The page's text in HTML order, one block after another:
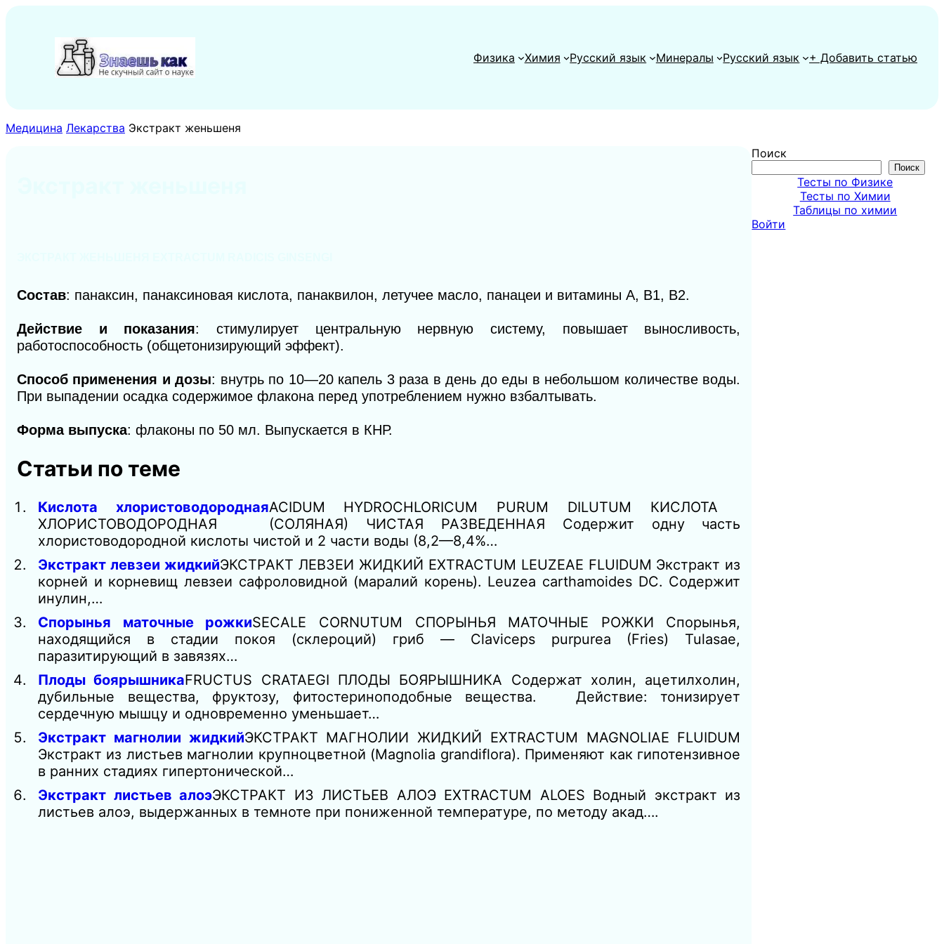
содержимому
Физика
Химия Русский язык Минералы Русский язык + Добавить статью
Медицина Лекарства Экстракт женьшеня
Состав: панаксин, панаксиновая кислота, панаквилон, летучее масло, панацеи и витамины А, В1, В2.
Действие и показания: стимулирует центральную нервную систему, повышает выносливость,
работоспособность (общетонизирующий эффект).
Способ применения и дозы: внутрь по 10—20 капель 3 раза в день до еды в небольшом количестве воды.
При выпадении осадка содержимое флакона перед употреблением нужно взбалтывать.
Форма выпуска: флаконы по 50 мл. Выпускается в КНР.
Статьи по теме
Кислота хлористоводороднаяACIDUM HYDROCHLORICUM PURUM DILUTUM КИСЛОТА
ХЛОРИСТОВОДОРОДНАЯ (СОЛЯНАЯ) ЧИСТАЯ РАЗВЕДЕННАЯ Содержит одну часть
хлористоводородной кислоты чистой и 2 части воды (8,2—8,4%…
Экстракт левзеи жидкийЭКСТРАКТ ЛЕВЗЕИ ЖИДКИЙ EXTRACTUM LEUZEAE FLUIDUM Экстракт из
корней и корневищ левзеи сафроловидной (маралий корень). Leuzea carthamoides DC. Содержит
инулин,…
Спорынья маточные рожкиSECALE CORNUTUM СПОРЫНЬЯ МАТОЧНЫЕ РОЖКИ Спорынья,
находящийся в стадии покоя (склероций) гриб — Claviceps purpurea (Fries) Tulasae,
паразитирующий в завязях…
Плоды боярышникаFRUCTUS CRATAEGI ПЛОДЫ БОЯРЫШНИКА Содержат холин, ацетилхолин,
дубильные вещества, фруктозу, фитостериноподобные вещества. Действие: тонизирует
сердечную мышцу и одновременно уменьшает…
Экстракт магнолии жидкийЭКСТРАКТ МАГНОЛИИ ЖИДКИЙ EXTRACTUM MAGNOLIAE FLUIDUM
Экстракт из листьев магнолии крупноцветной (Magnolia grandiflora). Применяют как гипотензивное
в ранних стадиях гипертонической…
Экстракт листьев алоэЭКСТРАКТ ИЗ ЛИСТЬЕВ АЛОЭ EXTRACTUM ALOES Водный экстракт из
листьев алоэ, выдержанных в темноте при пониженной температуре, по методу акад….
Поиск
Поиск
Тесты по Физике
Тесты по Химии
Таблицы по химии
Войти